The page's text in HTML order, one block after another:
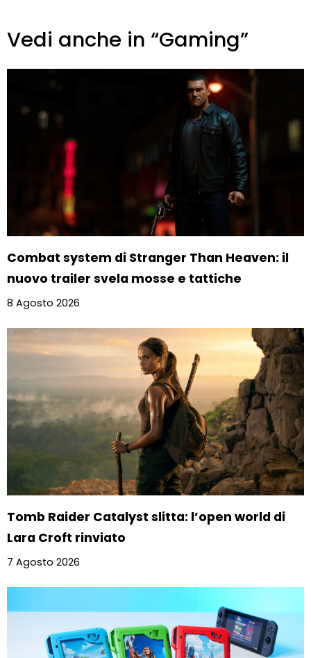
Vedi anche in “Gaming”
Combat system di Stranger Than Heaven: il
nuovo trailer svela mosse e tattiche
8 Agosto 2026
Tomb Raider Catalyst slitta: l’open world di
Lara Croft rinviato
7 Agosto 2026